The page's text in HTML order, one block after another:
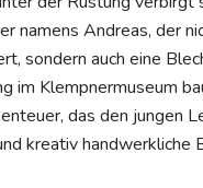
namens Andreas, der
sondern auch eine
im Klempnermuseum
das den jungen
kreativ handwerkliche